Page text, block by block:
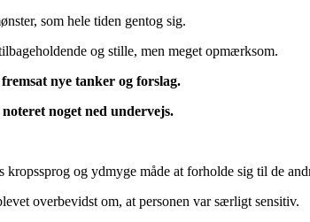
som hele tiden gentog sig.
og stille, men meget opmærksom.
nye tanker og forslag.
noget ned undervejs.
og ydmyge måde at forholde sig til de
overbevidst om, at personen var særligt sensitiv.